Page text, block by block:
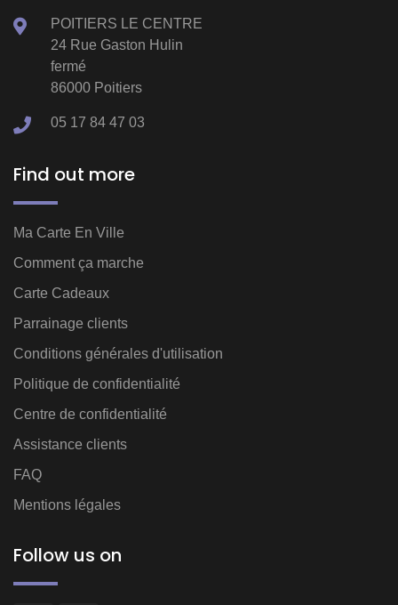
POITIERS LE CENTRE
24 Rue Gaston Hulin
fermé
86000 Poitiers
05 17 84 47 03
Find out more
Ma Carte En Ville
Comment ça marche
Carte Cadeaux
Parrainage clients
Conditions générales d'utilisation
Politique de confidentialité
Centre de confidentialité
Assistance clients
FAQ
Mentions légales
Follow us on